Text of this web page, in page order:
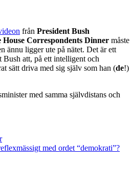
från President Bush
Correspondents Dinner måste
ännu ligger ute på nätet. Det är ett
Bush att, på ett intelligent och
sätt driva med sig själv som han (de!)
med samma självdistans och
med ordet “demokrati”?